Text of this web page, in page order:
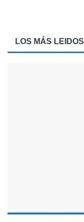
LOS MÁS LEIDOS